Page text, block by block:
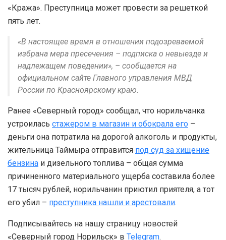
«Кража». Преступница может провести за решеткой
пять лет.
«В настоящее время в отношении подозреваемой
избрана мера пресечения – подписка о невыезде и
надлежащем поведении», – сообщается на
официальном сайте Главного управления МВД
России по Красноярскому краю.
Ранее «Северный город» сообщал, что норильчанка
устроилась стажером в магазин и обокрала его –
деньги она потратила на дорогой алкоголь и продукты,
жительница Таймыра отправится под суд за хищение
бензина и дизельного топлива – общая сумма
причиненного материального ущерба составила более
17 тысяч рублей, норильчанин приютил приятеля, а тот
его убил – преступника нашли и арестовали.
Подписывайтесь на нашу страницу новостей
«Северный город Норильск» в Telegram.